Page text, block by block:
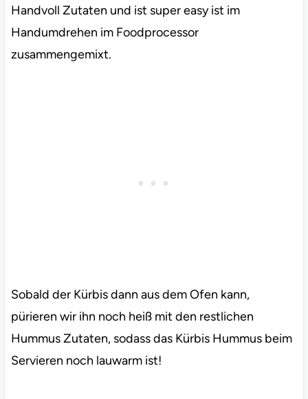
Handvoll Zutaten und ist super easy ist im
Handumdrehen im Foodprocessor
zusammengemixt.
Sobald der Kürbis dann aus dem Ofen kann,
pürieren wir ihn noch heiß mit den restlichen
Hummus Zutaten, sodass das Kürbis Hummus beim
Servieren noch lauwarm ist!